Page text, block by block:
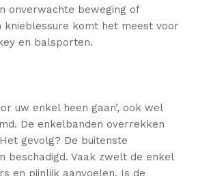
onverwachte beweging of
knieblessure komt het meest voor
en balsporten.
uw enkel heen gaan’, ook wel
De enkelbanden overrekken
gevolg? De buitenste
beschadigd. Vaak zwelt de enkel
en pijnlijk aanvoelen. Is de